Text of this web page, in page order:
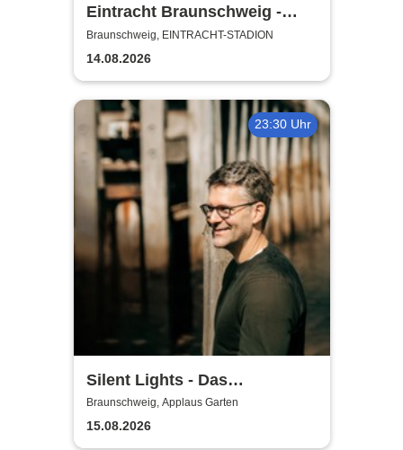
Eintracht Braunschweig -
Saison 2026/27
Braunschweig, EINTRACHT-STADION
14.08.2026
23:30 Uhr
Silent Lights - Das
Mitternachtskonzert
Braunschweig, Applaus Garten
15.08.2026